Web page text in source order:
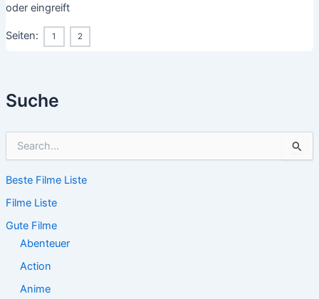
Suche
h
n
n
Beste Filme Liste
Filme Liste
Gute Filme
Abenteuer
Action
Anime
oder eingreift
Seiten: 1 2